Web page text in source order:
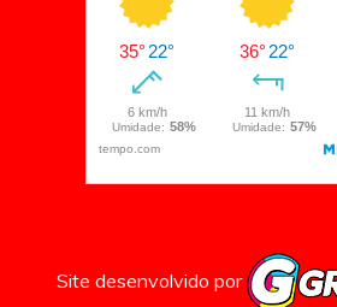
Site desenvolvido por